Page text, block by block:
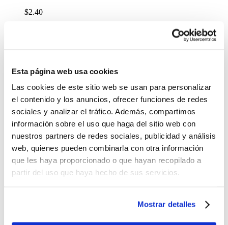
Esta página web usa cookies
Las cookies de este sitio web se usan para personalizar
el contenido y los anuncios, ofrecer funciones de redes
sociales y analizar el tráfico. Además, compartimos
información sobre el uso que haga del sitio web con
nuestros partners de redes sociales, publicidad y análisis
web, quienes pueden combinarla con otra información
que les haya proporcionado o que hayan recopilado a
partir del uso que haya hecho de sus servicios.
Mostrar detalles
$2.40
Libro